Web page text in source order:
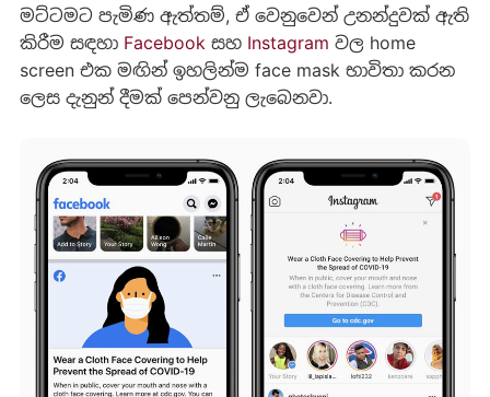
මට්ටමට පැමිණ ඇත්තම්, ඒ වෙනුවෙන් උනන්දුවක් ඇති
කිරීම සඳහා Facebook සහ Instagram වල home
screen එක මඟින් ඉහලින්ම face mask භාවිතා කරන
ලෙස දැනුන් දීමක් පෙන්වනු ලැ‍බෙනවා.